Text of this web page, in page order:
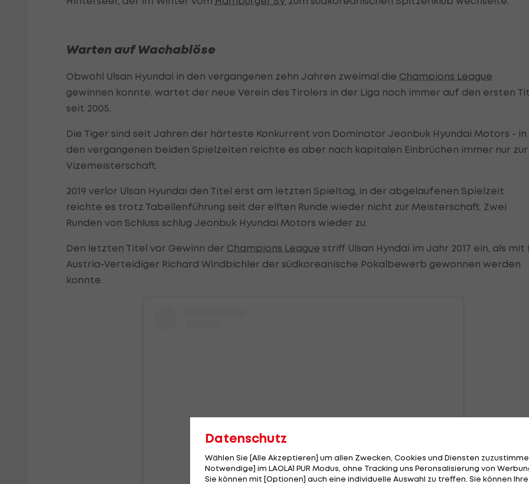
Warten auf Wachablöse
Obwohl Ulsan Hyundai in den vergangenen zehn Jahren zweimal die Champions League
gewinnen konnte, wartet der neue Verein des Tirolers in der Liga noch immer auf den ersten
seit 2005.
Die Tiger sind seit Jahren der härteste Konkurrent von Dominator Jeonbuk Hyundai Motors - in
den vergangenen beiden Spielzeiten reichte es aber nach kapitalen Einbrüchen immer nur zur
Vizemeisterschaft.
2019 verlor Ulsan Hyundai den Titel erst am letzten Spieltag, in der abgelaufenen Spielzeit
reichte es trotz Tabellenführung seit der elften Runde wieder nicht zur Meisterschaft. Zwei
Runden von Schluss schlug Jeonbuk Hyundai Motors wieder zu.
Den letzten Titel vor Gewinn der Champions League striff Ulsan Hyndai im Jahr 2017 ein, als mit
Austria-Verteidiger Richard Windbichler der südkoreanische Pokalbewerb gewonnen werden
konnte.
Datenschutz
Wählen Sie [Alle Akzeptieren] um allen Zwecken, Cookies und Diensten
Notwendige] im LAOLA1 PUR Modus, ohne Tracking uns Peronsalisierung von
Sie können mit [Optionen] auch eine individuelle Auswahl zu treffen. Sie können